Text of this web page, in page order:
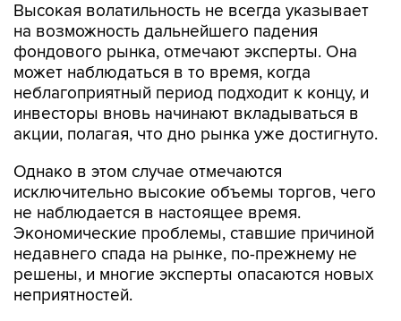
Высокая волатильность не всегда указывает
на возможность дальнейшего падения
фондового рынка, отмечают эксперты. Она
может наблюдаться в то время, когда
неблагоприятный период подходит к концу, и
инвесторы вновь начинают вкладываться в
акции, полагая, что дно рынка уже достигнуто.
Однако в этом случае отмечаются
исключительно высокие объемы торгов, чего
не наблюдается в настоящее время.
Экономические проблемы, ставшие причиной
недавнего спада на рынке, по-прежнему не
решены, и многие эксперты опасаются новых
неприятностей.